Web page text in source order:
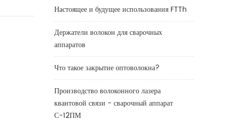
Настоящее и будущее использования FTTh
Держатели волокон для сварочных
аппаратов
Что такое закрытие оптоволокна?
Производство волоконного лазера
квантовой связи - сварочный аппарат
С-12ПМ